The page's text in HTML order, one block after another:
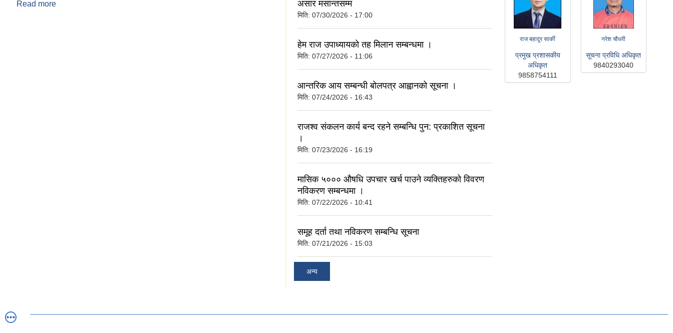
Read more
असार मसान्तसम्म
मिति: 07/30/2026 - 17:00
हेम राज उपाध्यायको तह मिलान सम्बन्धमा ।
मिति: 07/27/2026 - 11:06
आन्तरिक आय सम्बन्धी बोलपत्र आह्वानको सूचना ।
मिति: 07/24/2026 - 16:43
राजश्व संकलन कार्य बन्द रहने सम्बन्धि पुन: प्रकाशित सूचना
।
मिति: 07/23/2026 - 16:19
मासिक ५००० औषधि उपचार खर्च पाउने व्यक्तिहरुको विवरण
नविकरण सम्बन्धमा ।
मिति: 07/22/2026 - 10:41
समूह दर्ता तथा नविकरण सम्बन्धि सूचना
मिति: 07/21/2026 - 15:03
अन्य
राज बहादुर सार्की
प्रमुख प्रशासकीय
अधिकृत
9858754111
नरेश चौधरी
सूचना प्रविधि अधिकृत
9840293040